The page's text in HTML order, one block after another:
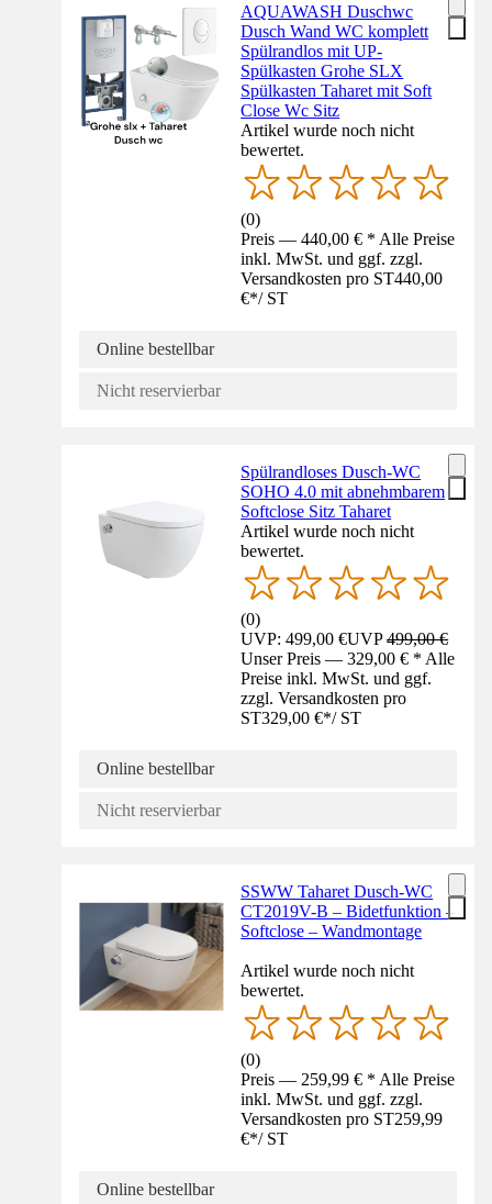
AQUAWASH Duschwc
Dusch Wand WC komplett
Spülrandlos mit UP-
Spülkasten Grohe SLX
Spülkasten Taharet mit Soft
Close Wc Sitz
Artikel wurde noch nicht
bewertet.
(0)
Preis — 440,00 € * Alle Preise
inkl. MwSt. und ggf. zzgl.
Versandkosten pro ST440,00
€*/ ST
Online bestellbar
Nicht reservierbar
Spülrandloses Dusch-WC
SOHO 4.0 mit abnehmbarem
Softclose Sitz Taharet
Artikel wurde noch nicht
bewertet.
(0)
UVP: 499,00 €UVP499,00 €
Unser Preis — 329,00 € * Alle
Preise inkl. MwSt. und ggf.
zzgl. Versandkosten pro
ST329,00 €*/ ST
Online bestellbar
Nicht reservierbar
SSWW Taharet Dusch-WC
CT2019V-B – Bidetfunktion –
Softclose – Wandmontage
Artikel wurde noch nicht
bewertet.
(0)
Preis — 259,99 € * Alle Preise
inkl. MwSt. und ggf. zzgl.
Versandkosten pro ST259,99
€*/ ST
Online bestellbar